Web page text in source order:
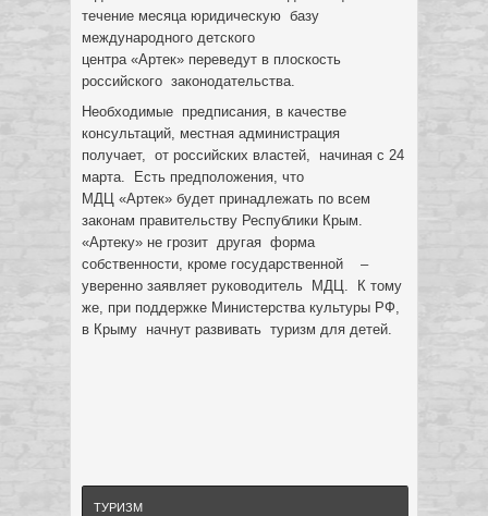
течение месяца юридическую базу
международного детского
центра «Артек» переведут в плоскость
российского законодательства.
Необходимые предписания, в качестве
консультаций, местная администрация
получает, от российских властей, начиная с 24
марта. Есть предположения, что
МДЦ «Артек» будет принадлежать по всем
законам правительству Республики Крым.
«Артеку» не грозит другая форма
собственности, кроме государственной –
уверенно заявляет руководитель МДЦ. К тому
же, при поддержке Министерства культуры РФ,
в Крыму начнут развивать туризм для детей.
ТУРИЗМ